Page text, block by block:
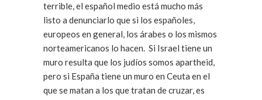
terrible, el español medio está mucho más
listo a denunciarlo que si los españoles,
europeos en general, los árabes o los mismos
norteamericanos lo hacen. Si Israel tiene un
muro resulta que los judíos somos apartheid,
pero si España tiene un muro en Ceuta en el
que se matan a los que tratan de cruzar, es